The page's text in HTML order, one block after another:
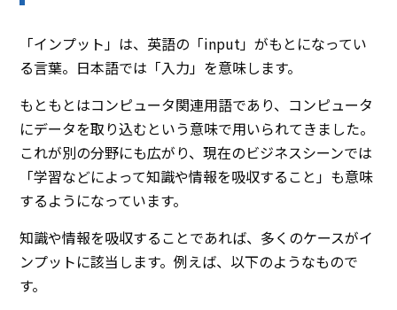
「インプット」は、英語の「input」がもとになってい
る言葉。日本語では「入力」を意味します。
もともとはコンピュータ関連用語であり、コンピュータ
にデータを取り込むという意味で用いられてきました。
これが別の分野にも広がり、現在のビジネスシーンでは
「学習などによって知識や情報を吸収すること」も意味
するようになっています。
知識や情報を吸収することであれば、多くのケースがイ
ンプットに該当します。例えば、以下のようなもので
す。